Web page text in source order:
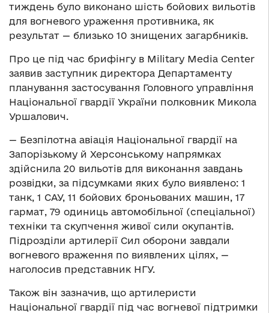
тиждень було виконано шість бойових вильотів
для вогневого ураження противника, як
результат — близько 10 знищених загарбників.
Про це під час брифінгу в Military Media Center
заявив заступник директора Департаменту
планування застосування Головного управління
Національної гвардії України полковник Микола
Уршалович.
— Безпілотна авіація Національної гвардії на
Запорізькому й Херсонському напрямках
здійснила 20 вильотів для виконання завдань
розвідки, за підсумками яких було виявлено: 1
танк, 1 САУ, 11 бойових броньованих машин, 17
гармат, 79 одиниць автомобільної (спеціальної)
техніки та скупчення живої сили окупантів.
Підрозділи артилерії Сил оборони завдали
вогневого враження по виявлених цілях, —
наголосив представник НГУ.
Також він зазначив, що артилеристи
Національної гвардії під час вогневої підтримки